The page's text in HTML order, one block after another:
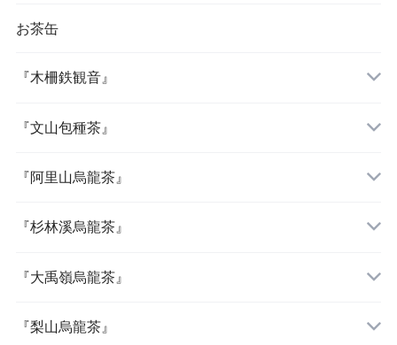
お茶缶
『木柵鉄観音』
『文山包種茶』
『阿里山烏龍茶』
『杉林溪烏龍茶』
『大禹嶺烏龍茶』
『梨山烏龍茶』